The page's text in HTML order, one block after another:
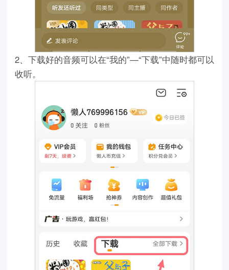
2、下载好的音频可以在“我的”—“下载”中随时都可以
收听。